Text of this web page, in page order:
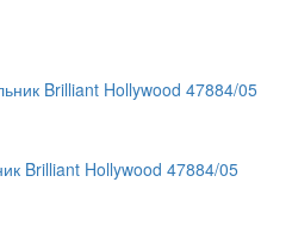
Brilliant Hollywood 47884/05